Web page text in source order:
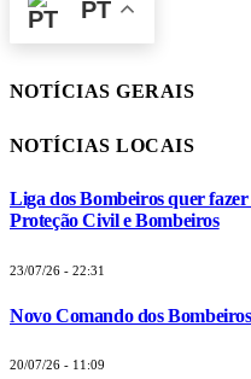
PT
NOTÍCIAS GERAIS
NOTÍCIAS LOCAIS
Liga dos Bombeiros quer
Proteção Civil e Bombeiros
23/07/26 - 22:31
Novo Comando dos
20/07/26 - 11:09